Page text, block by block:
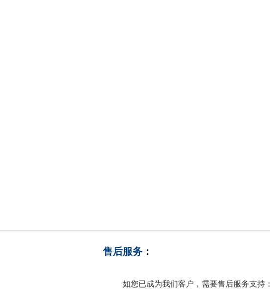
售后服务 ：
客户服务专线： 如您已成为我们客户，需要售后服务支持：